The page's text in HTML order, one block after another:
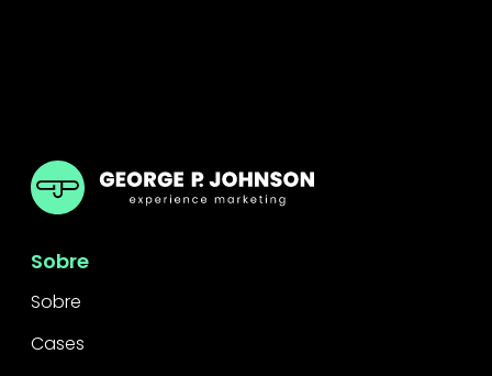
GPJ Brazil
Sobre
Sobre
Cases